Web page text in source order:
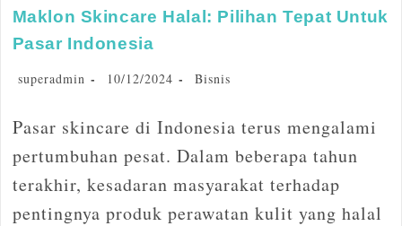
Maklon Skincare Halal: Pilihan Tepat Untuk
Pasar Indonesia
superadmin 10/12/2024 Bisnis
Pasar skincare di Indonesia terus mengalami
pertumbuhan pesat. Dalam beberapa tahun
terakhir, kesadaran masyarakat terhadap
pentingnya produk perawatan kulit yang halal